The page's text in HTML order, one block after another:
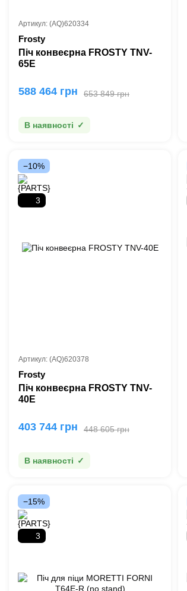
Артикул: (AQ)620334
Frosty
Піч конвеєрна FROSTY TNV-
65E
653 849 грн
588 464 грн
В наявності
−10%
3
Артикул: (AQ)620378
Frosty
Піч конвеєрна FROSTY TNV-
40E
448 605 грн
403 744 грн
В наявності
−15%
3